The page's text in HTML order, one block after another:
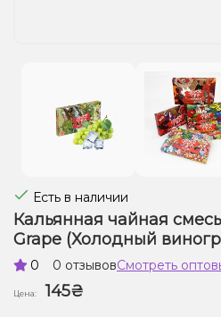
Есть в наличии
Кальянная чайная
Grape (Холодный
0 0 отзывовСмотреть
Цена:
145₴